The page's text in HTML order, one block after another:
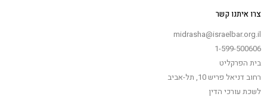
צרו איתנו קשר
midrasha@israelbar.org.il
1-599-500606
בית הפרקליט
רחוב דניאל פריש 10, תל-אביב
לשכת עורכי הדין